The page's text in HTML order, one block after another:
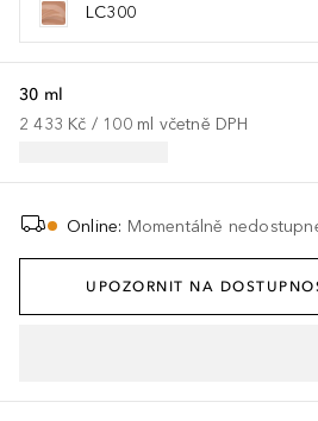
LC300
30 ml
2 433 Kč / 100 ml včetně DPH
Online: Momentálně
UPOZORNIT NA